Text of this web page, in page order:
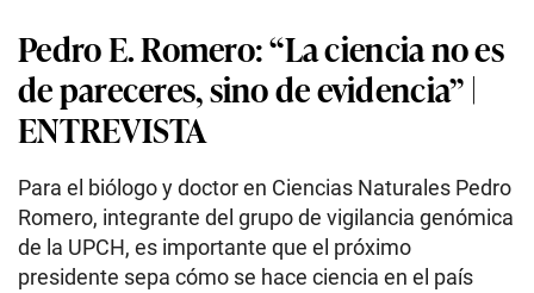
Pedro E. Romero: “La ciencia no es
de pareceres, sino de evidencia” |
ENTREVISTA
Para el biólogo y doctor en Ciencias Naturales Pedro
Romero, integrante del grupo de vigilancia genómica
de la UPCH, es importante que el próximo
presidente sepa cómo se hace ciencia en el país